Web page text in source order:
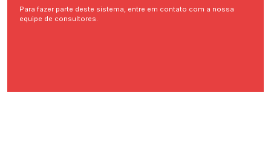
Para fazer parte deste sistema, entre em contato com a nossa
equipe de consultores.